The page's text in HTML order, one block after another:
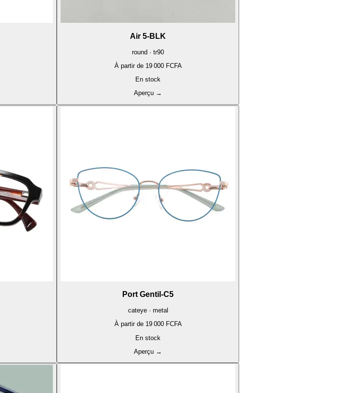
Air 5-BLK
round · tr90
À partir de 19 000 FCFA
En stock
Aperçu →
Port Gentil-C5
cateye · metal
À partir de 19 000 FCFA
En stock
Aperçu →